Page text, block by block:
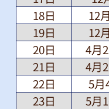
18日
12
19日
12
20日
4月
21日
4月
22日
5月
23日
5月